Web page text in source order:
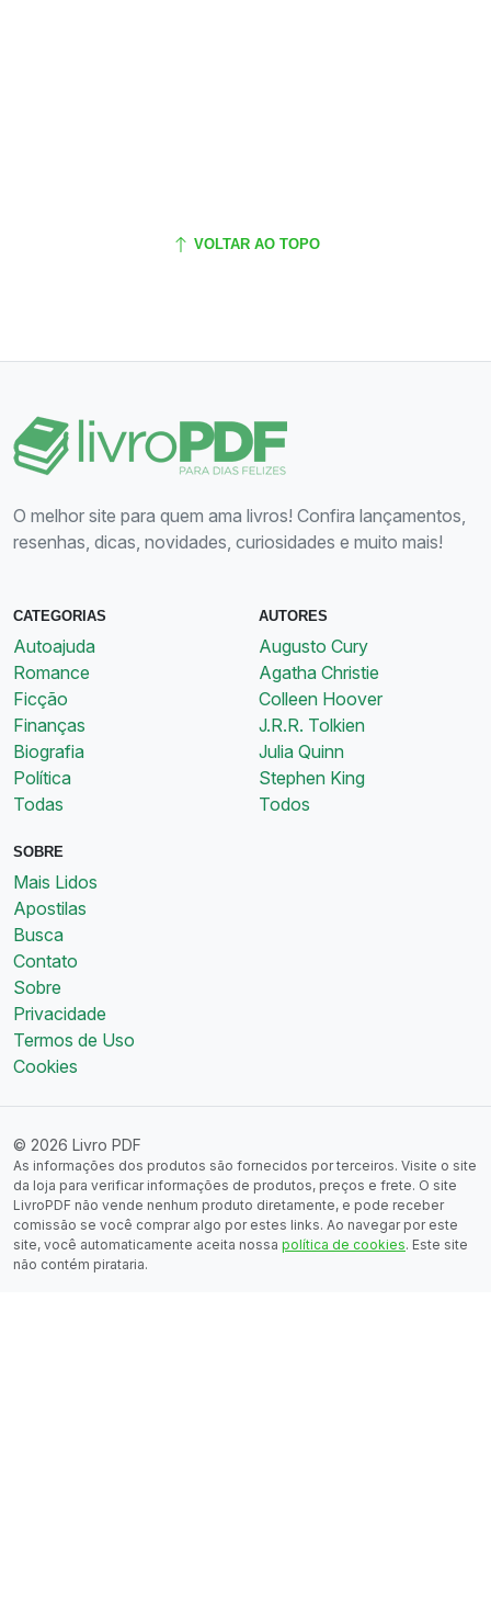
VOLTAR AO TOPO
O melhor site para quem ama livros! Confira lançamentos,
resenhas, dicas, novidades, curiosidades e muito mais!
CATEGORIAS
Autoajuda
Romance
Ficção
Finanças
Biografia
Política
Todas
AUTORES
Augusto Cury
Agatha Christie
Colleen Hoover
J.R.R. Tolkien
Julia Quinn
Stephen King
Todos
SOBRE
Mais Lidos
Apostilas
Busca
Contato
Sobre
Privacidade
Termos de Uso
Cookies
© 2026 Livro PDF
As informações dos produtos são fornecidos por terceiros. Visite o site
da loja para verificar informações de produtos, preços e frete. O site
LivroPDF não vende nenhum produto diretamente, e pode receber
comissão se você comprar algo por estes links. Ao navegar por este
site, você automaticamente aceita nossa política de cookies. Este site
não contém pirataria.